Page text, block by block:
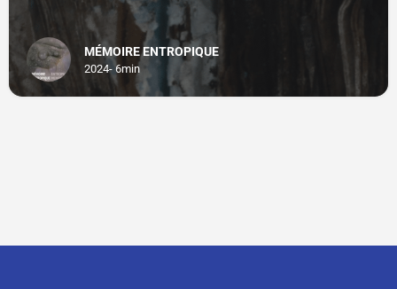
MÉMOIRE ENTROPIQUE
2024- 6min